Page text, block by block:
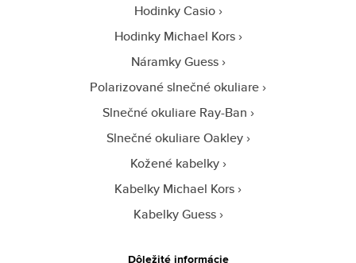
Hodinky Casio
Hodinky Michael Kors
Náramky Guess
Polarizované slnečné okuliare
Slnečné okuliare Ray-Ban
Slnečné okuliare Oakley
Kožené kabelky
Kabelky Michael Kors
Kabelky Guess
Dôležité informácie